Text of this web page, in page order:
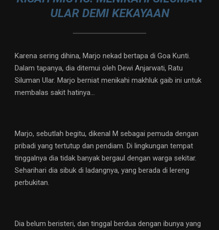
ULAR DEMI KEKAYAAN
Karena sering dihina, Marjo nekad bertapa di Goa Kunti.
Dalam tapanya, dia ditemui oleh Dewi Anjarwati, Ratu
Siluman Ular. Marjo berniat menikahi makhluk gaib ini untuk
membalas sakit hatinya…
Marjo, sebutlah begitu, dikenal M sebagai pemuda dengan
pribadi yang tertutup dan pendiam. Di lingkungan tempat
tinggalnya dia tidak banyak bergaul dengan warga sekitar.
Seharihari dia sibuk di ladangnya, yang berada di lereng
perbukitan.
Dia belum beristeri, dan tinggal berdua dengan ibunya yang